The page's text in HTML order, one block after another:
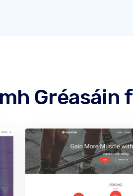
Gréasáin